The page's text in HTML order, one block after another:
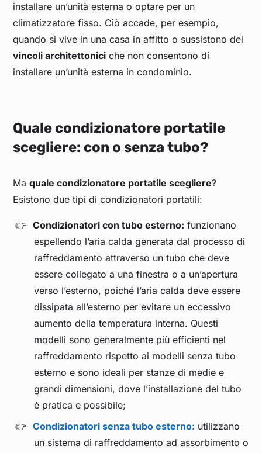
installare un’unità esterna o optare per un
climatizzatore fisso. Ciò accade, per esempio,
quando si vive in una casa in affitto o sussistono dei
vincoli architettonici che non consentono di
installare un’unità esterna in condominio.
Quale condizionatore portatile
scegliere: con o senza tubo?
Maquale condizionatore portatile scegliere?
Esistono due tipi di condizionatori portatili:
Condizionatori con tubo esterno: funzionano
espellendo l’aria calda generata dal processo di
raffreddamento attraverso un tubo che deve
essere collegato a una finestra o a un’apertura
verso l’esterno, poiché l’aria calda deve essere
dissipata all’esterno per evitare un eccessivo
aumento della temperatura interna. Questi
modelli sono generalmente più efficienti nel
raffreddamento rispetto ai modelli senza tubo
esterno e sono ideali per stanze di medie e
grandi dimensioni, dove l’installazione del tubo
è pratica e possibile;
Condizionatori senza tubo esterno: utilizzano
un sistema di raffreddamento ad assorbimento o